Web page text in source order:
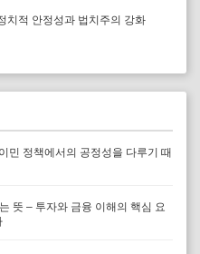
치적 안정성과 법치주의 강화
민 정책에서의 공정성을 다루기 때
뜻 – 투자와 금융 이해의 핵심 요